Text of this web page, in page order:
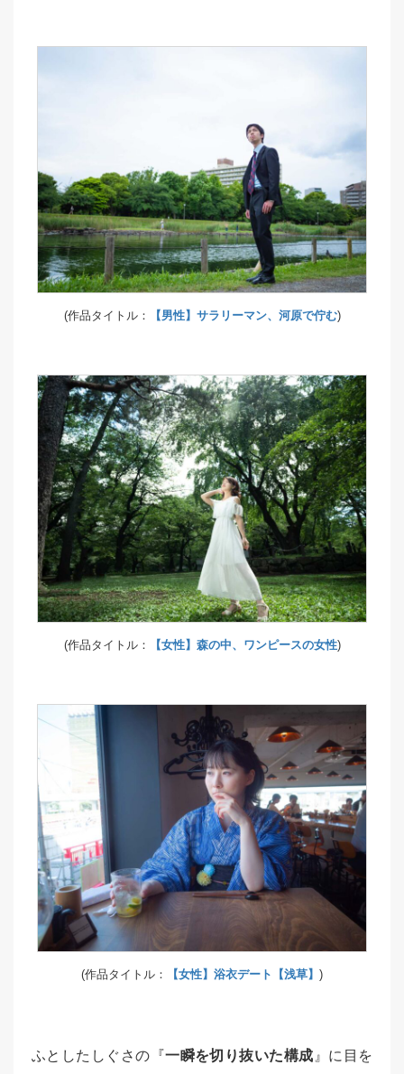
(作品タイトル： 【男性】サラリーマン、河原で佇む)
(作品タイトル： 【女性】森の中、ワンピースの女性)
(作品タイトル： 【女性】浴衣デート【浅草】 )
ふとしたしぐさの『一瞬を切り抜いた構成 』に目を